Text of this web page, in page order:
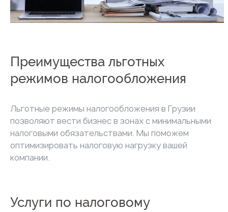
Преимущества льготных
режимов налогообложения
Льготные режимы налогообложения в Грузии
позволяют вести бизнес в зонах с минимальными
налоговыми обязательствами. Мы поможем
оптимизировать налоговую нагрузку вашей
компании.
Услуги по налоговому